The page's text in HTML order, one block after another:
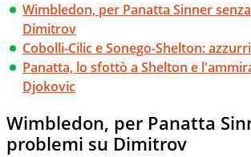
Wimbledon, per Panatta Sinner
Dimitrov
Cobolli-Cilic e Sonego-Shelton:
Panatta, lo sfottò a Shelton e
Djokovic
Wimbledon, per Panatta
problemi su Dimitrov